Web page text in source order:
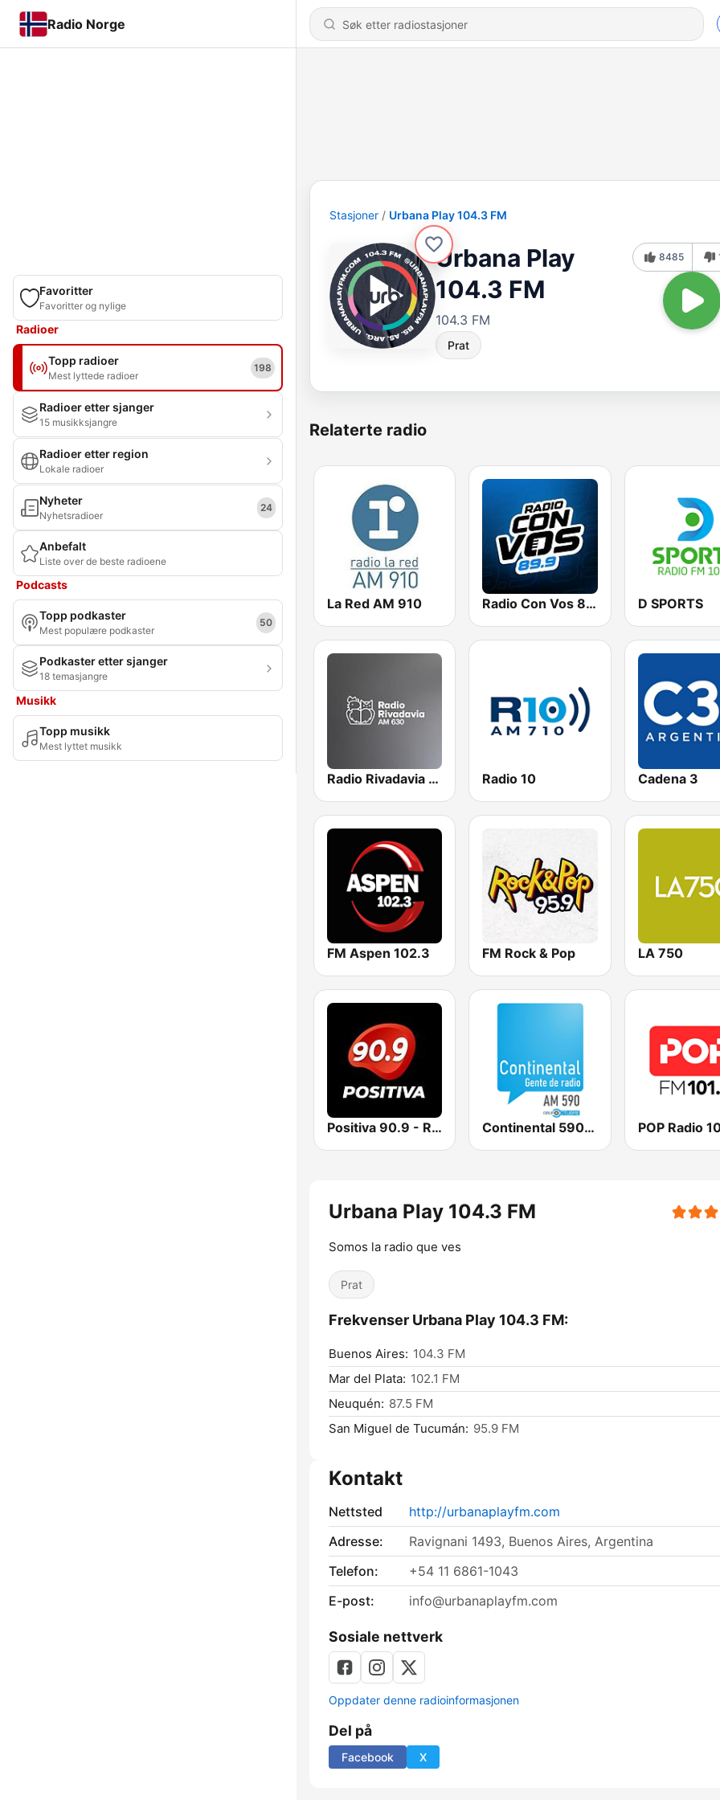
Radio Norge
Favoritter
Favoritter og nylige
Radioer
Topp radioer
Mest lyttede radioer
198
Radioer etter sjanger
15 musikksjangre
Radioer etter region
Lokale radioer
Nyheter
Nyhetsradioer
24
Anbefalt
Liste over de beste radioene
Podcasts
Topp podkaster
Mest populære podkaster
50
Podkaster etter sjanger
18 temasjangre
Musikk
Topp musikk
Mest lyttet musikk
Stasjoner Urbana Play 104.3 FM
Urbana Play
104.3 FM
104.3 FM
Prat
8485
Relaterte radio
La Red AM 910 Radio Con Vos 89.9 D SPORTS
Radio Rivadavia 630 AM Radio 10 Cadena 3
FM Aspen 102.3 FM Rock & Pop LA 750
Positiva 90.9 - Radio Mitre Corrientes Continental 590 AM POP Radio
Urbana Play 104.3 FM
Somos la radio que ves
Prat
Frekvenser Urbana Play 104.3 FM:
Buenos Aires: 104.3 FM
Mar del Plata: 102.1 FM
Neuquén: 87.5 FM
San Miguel de Tucumán: 95.9 FM
Kontakt
Nettsted
http://urbanaplayfm.com
Adresse:
Ravignani 1493, Buenos Aires, Argentina
Telefon:
+54 11 6861-1043
E-post:
info@urbanaplayfm.com
Sosiale nettverk
Oppdater denne radioinformasjonen
Del på
Facebook X